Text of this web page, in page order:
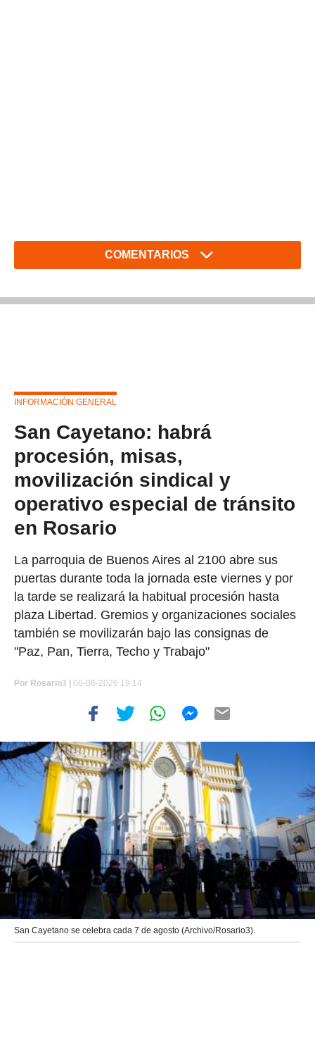
COMENTARIOS